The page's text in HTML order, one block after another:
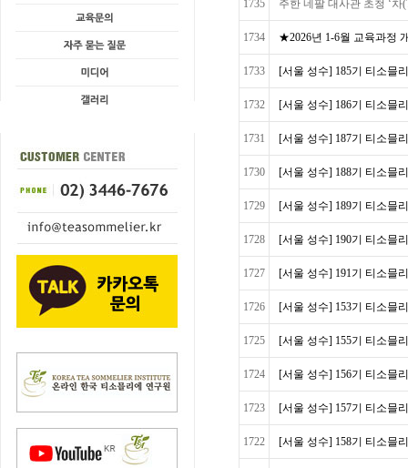
1735 주한 네팔 대사관 초청 ‘차
1734 ★2026년 1-6월 교육과정
1733 [서울 성수] 185기 티소믈
1732 [서울 성수] 186기 티소믈
1731 [서울 성수] 187기 티소믈
1730 [서울 성수] 188기 티소믈
1729 [서울 성수] 189기 티소믈
1728 [서울 성수] 190기 티소믈
1727 [서울 성수] 191기 티소믈
1726 [서울 성수] 153기 티소믈
1725 [서울 성수] 155기 티소믈
1724 [서울 성수] 156기 티소믈
1723 [서울 성수] 157기 티소믈
1722 [서울 성수] 158기 티소믈